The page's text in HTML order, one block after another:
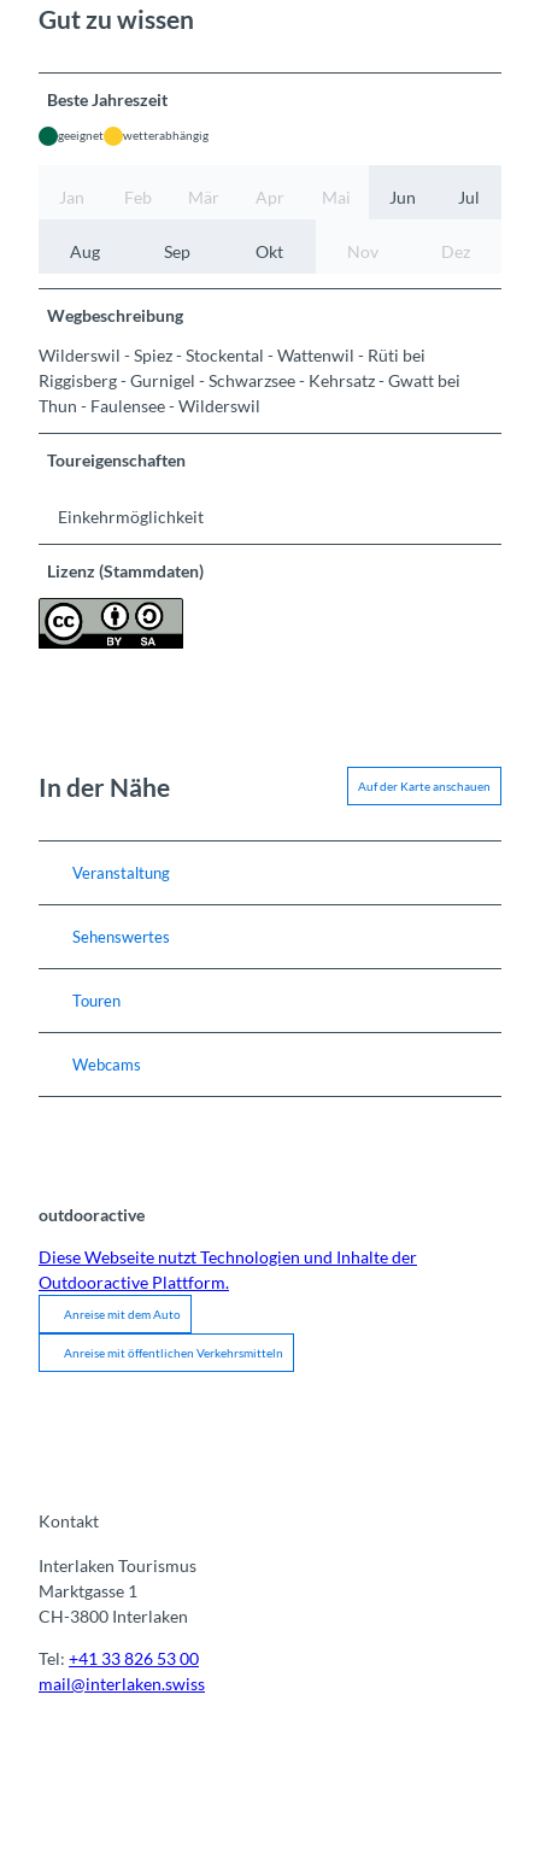
Gut zu wissen
Beste Jahreszeit
geeignet wetterabhängig
Jan Feb Mär Apr Mai Jun Jul
Aug Sep Okt Nov Dez
Wegbeschreibung
Wilderswil - Spiez - Stockental - Wattenwil - Rüti bei
Riggisberg - Gurnigel - Schwarzsee - Kehrsatz - Gwatt bei
Thun - Faulensee - Wilderswil
Toureigenschaften
Einkehrmöglichkeit
Lizenz (Stammdaten)
In der Nähe Auf der Karte anschauen
Veranstaltung
Sehenswertes
Touren
Webcams
outdooractive
Diese Webseite nutzt Technologien und Inhalte der
Outdooractive Plattform.
Anreise mit dem Auto
Anreise mit öffentlichen Verkehrsmitteln
Kontakt
Interlaken Tourismus
Marktgasse 1
CH-3800 Interlaken
Tel: +41 33 826 53 00
mail@interlaken.swiss